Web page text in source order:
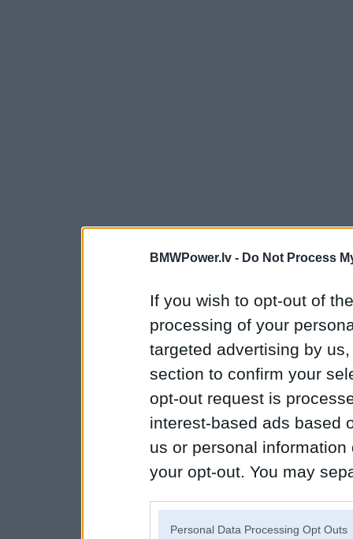
BMWPower.lv - Do Not Process
If you wish to opt-out of
processing of your
targeted advertising by
section to confirm your
opt-out request is
interest-based ads based
us or personal
your opt-out. You may
Personal Data Processing Opt Outs